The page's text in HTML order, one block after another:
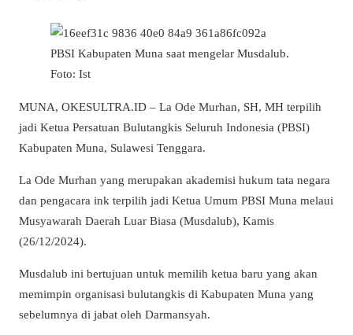
PBSI Kabupaten Muna saat mengelar Musdalub.
Foto: Ist
MUNA, OKESULTRA.ID – La Ode Murhan, SH, MH terpilih
jadi Ketua Persatuan Bulutangkis Seluruh Indonesia (PBSI)
Kabupaten Muna, Sulawesi Tenggara.
La Ode Murhan yang merupakan akademisi hukum tata negara
dan pengacara ink terpilih jadi Ketua Umum PBSI Muna melaui
Musyawarah Daerah Luar Biasa (Musdalub), Kamis
(26/12/2024).
Musdalub ini bertujuan untuk memilih ketua baru yang akan
memimpin organisasi bulutangkis di Kabupaten Muna yang
sebelumnya di jabat oleh Darmansyah.